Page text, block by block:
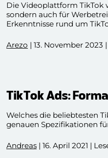
Die Videoplattform TikTok
sondern auch für
Erkenntnisse rund um
Arezo | 13. November 2023
TikTok Ads:
Welches die beliebtesten
genauen Spezifikationen
Andreas | 16. April 2021 |